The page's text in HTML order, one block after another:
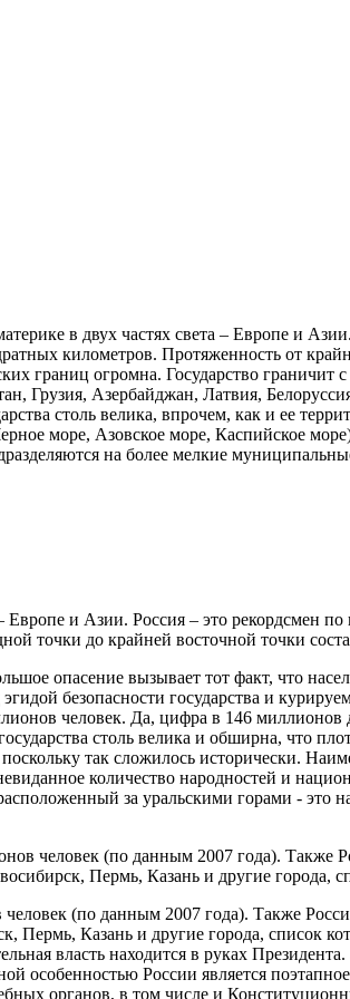
в двух частях света – Европе и
километров. Протяженность от
границ огромна. Государство
Грузия, Азербайджан, Латвия,
столь велика, впрочем, как и ее
море, Азовское море, Каспийское
на более мелкие
опасение вызывает тот факт, что
безопасности государства и
человек. Да, цифра в 146 миллионов
столь велика и обширна, что
так сложилось исторически.
количество народностей и
за уральскими горами - это
(по данным 2007 года). Также
Пермь, Казань и другие города, список
власть находится в руках Президента.
России является
органов, в том числе и